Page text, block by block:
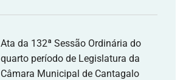
Ata da 132ª Sessão Ordinária do
quarto período de Legislatura da
Câmara Municipal de Cantagalo